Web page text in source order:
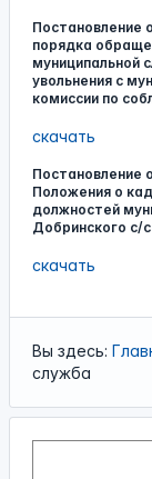
Постановление
порядка
муниципальной
увольнения с
комиссии по
скачать
Постановление
Положения о
должностей
Добринского с/с
скачать
Вы здесь:
служба